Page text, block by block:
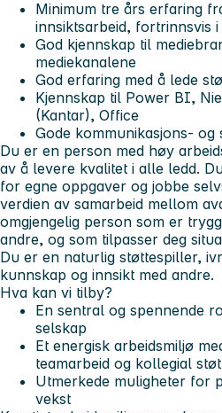
Minimum tre års erfaring
innsiktsarbeid, fortrinnsvis
God kjennskap til
mediekanalene
God erfaring med å lede
Kjennskap til Power BI,
(Kantar), Office
Gode kommunikasjons- og
Du er en person med høy
av å levere kvalitet i alle ledd.
for egne oppgaver og jobbe
verdien av samarbeid mellom
omgjengelig person som er
andre, og som tilpasser deg
Du er en naturlig støttespiller,
kunnskap og innsikt med andre.
Hva kan vi tilby?
En sentral og spennende
selskap
Et energisk arbeidsmiljø
teamarbeid og kollegial
Utmerkede muligheter for
vekst